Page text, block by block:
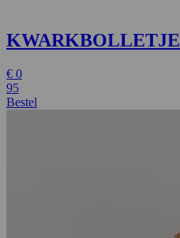
KWARKBOLLETJE
€ 0
95
Bestel